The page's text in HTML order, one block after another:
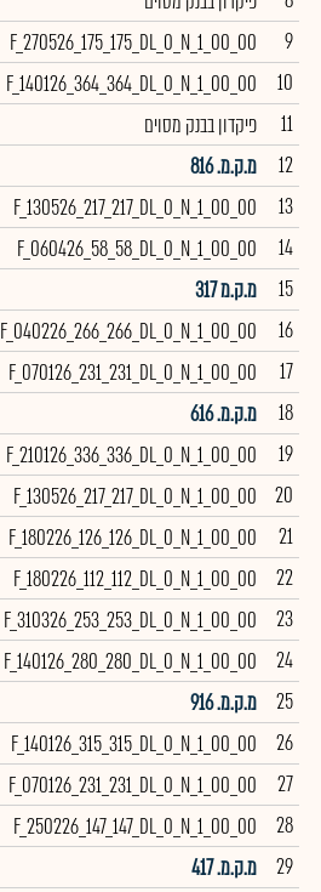
9
F_270526_175_175_DL_0_N_1_00_00
10
F_140126_364_364_DL_0_N_1_00_00
11
פיקדון בבנק מסוים
12
מ.ק.מ. 816
13
F_130526_217_217_DL_0_N_1_00_00
14
F_060426_58_58_DL_0_N_1_00_00
15
מ.ק.מ 317
16
F_040226_266_266_DL_0_N_1_00_00
17
F_070126_231_231_DL_0_N_1_00_00
18
מ.ק.מ. 616
19
F_210126_336_336_DL_0_N_1_00_00
20
F_130526_217_217_DL_0_N_1_00_00
21
F_180226_126_126_DL_0_N_1_00_00
22
F_180226_112_112_DL_0_N_1_00_00
23
F_310326_253_253_DL_0_N_1_00_00
24
F_140126_280_280_DL_0_N_1_00_00
25
מ.ק.מ. 916
26
F_140126_315_315_DL_0_N_1_00_00
27
F_070126_231_231_DL_0_N_1_00_00
28
F_250226_147_147_DL_0_N_1_00_00
29
מ.ק.מ. 417